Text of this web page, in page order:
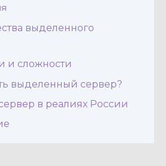
выделенного
и сложности
выделенный сервер?
в реалиях России